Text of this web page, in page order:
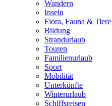
Wandern
Inseln
Flora, Fauna & Tiere
Bildung
Strandurlaub
Touren
Familienurlaub
Sport
Mobilität
Unterkünfte
Winterurlaub
Schiffsreisen